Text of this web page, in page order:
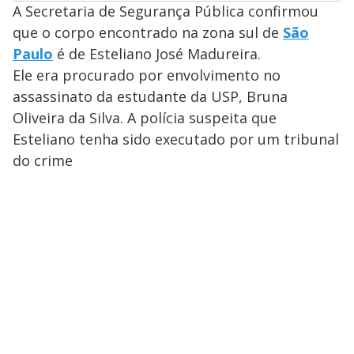
A Secretaria de Segurança Pública confirmou
que o corpo encontrado na zona sul de São
Paulo é de Esteliano José Madureira.
Ele era procurado por envolvimento no
assassinato da estudante da USP, Bruna
Oliveira da Silva. A polícia suspeita que
Esteliano tenha sido executado por um tribunal
do crime